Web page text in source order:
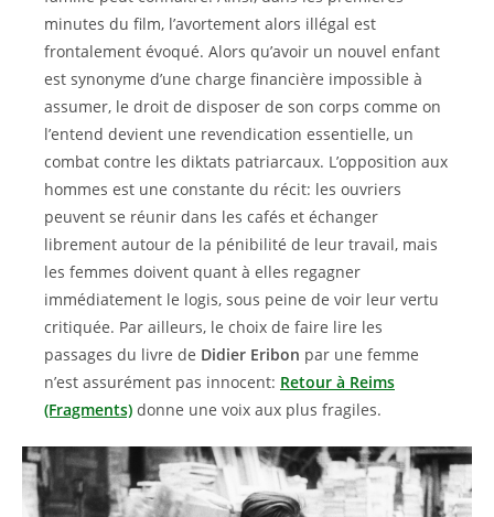
minutes du film, l’avortement alors illégal est
frontalement évoqué. Alors qu’avoir un nouvel enfant
est synonyme d’une charge financière impossible à
assumer, le droit de disposer de son corps comme on
l’entend devient une revendication essentielle, un
combat contre les diktats patriarcaux. L’opposition aux
hommes est une constante du récit: les ouvriers
peuvent se réunir dans les cafés et échanger
librement autour de la pénibilité de leur travail, mais
les femmes doivent quant à elles regagner
immédiatement le logis, sous peine de voir leur vertu
critiquée. Par ailleurs, le choix de faire lire les
passages du livre de Didier Eribon par une femme
n’est assurément pas innocent: Retour à Reims
(Fragments) donne une voix aux plus fragiles.